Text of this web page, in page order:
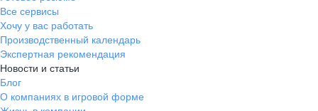
Все сервисы
Хочу у вас работать
Производственный календарь
Экспертная рекомендация
Новости и статьи
Блог
О компаниях в игровой форме